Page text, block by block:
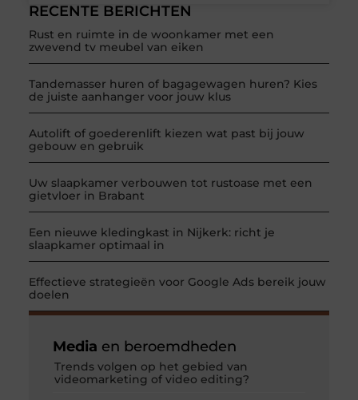
RECENTE BERICHTEN
Rust en ruimte in de woonkamer met een
zwevend tv meubel van eiken
Tandemasser huren of bagagewagen huren? Kies
de juiste aanhanger voor jouw klus
Autolift of goederenlift kiezen wat past bij jouw
gebouw en gebruik
Uw slaapkamer verbouwen tot rustoase met een
gietvloer in Brabant
Een nieuwe kledingkast in Nijkerk: richt je
slaapkamer optimaal in
Effectieve strategieën voor Google Ads bereik jouw
doelen
Media en beroemdheden
Trends volgen op het gebied van
videomarketing of video editing?